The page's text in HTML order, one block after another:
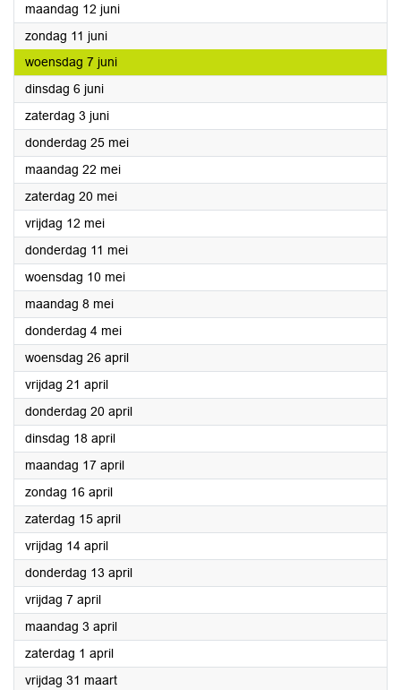
maandag 12 juni2023
zondag 11 juni2023
woensdag 7 juni2023
dinsdag 6 juni2023
zaterdag 3 juni2023
donderdag 25 mei2023
maandag 22 mei2023
zaterdag 20 mei2023
vrijdag 12 mei2023
donderdag 11 mei2023
woensdag 10 mei2023
maandag 8 mei2023
donderdag 4 mei2023
woensdag 26 april2023
vrijdag 21 april2023
donderdag 20 april2023
dinsdag 18 april2023
maandag 17 april2023
zondag 16 april2023
zaterdag 15 april2023
vrijdag 14 april2023
donderdag 13 april2023
vrijdag 7 april2023
maandag 3 april2023
zaterdag 1 april2023
vrijdag 31 maart2023